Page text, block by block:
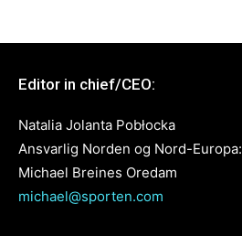
Editor in chief/CEO:
Natalia Jolanta Pobłocka
Ansvarlig Norden og Nord-Europa:
Michael Breines Oredam
michael@sporten.com